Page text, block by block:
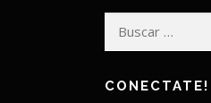
CONECTATE!